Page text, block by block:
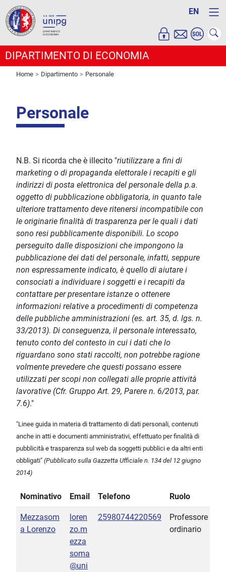
EN
DIPARTIMENTO DI ECONOMIA
Home Dipartimento Personale
Personale
N.B. Si ricorda che è illecito "riutilizzare a fini di
marketing o di propaganda elettorale i recapiti e gli
indirizzi di posta elettronica del personale della p.a.
oggetto di pubblicazione obbligatoria, in quanto tale
ulteriore trattamento deve ritenersi incompatibile con
le originarie finalità di trasparenza per le quali i dati
sono resi pubblicamente disponibili. Lo scopo
perseguito dalle disposizioni che impongono la
pubblicazione dei dati del personale, infatti, seppure
non espressamente indicato, è quello di aiutare i
consociati a individuare i soggetti e i recapiti da
contattare per presentare istanze o ottenere
informazioni relative a procedimenti di competenza
delle pubbliche amministrazioni (es. art. 35, d. lgs. n.
33/2013). Di conseguenza, il personale interessato,
tenuto conto del contesto in cui i dati che lo
riguardano sono stati raccolti, non potrebbe ragione
volmente prevedere che questi possano essere
utilizzati per scopi non collegati alle proprie attività
lavorative (Cfr. Gruppo Art. 29, Parere n. 6/2013, par.
7.6)."
"Linee guida in materia di trattamento di dati personali, contenuti
anche in atti e documenti amministrativi, effettuato per finalità di
pubblicità e trasparenza sul web da soggetti pubblici e da altri enti
obbligati" (Pubblicato sulla Gazzetta Ufficiale n. 134 del 12 giugno
2014)
Nominativo Email Telefono Ruolo
Mezzasom
a Lorenzo
loren
zo.m
ezza
soma
@uni
25980744220569
Professore
ordinario